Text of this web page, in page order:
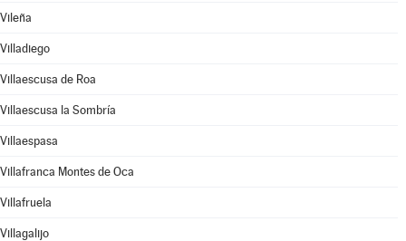
Vileña
Villadiego
Villaescusa de Roa
Villaescusa la Sombría
Villaespasa
Villafranca Montes de Oca
Villafruela
Villagalijo